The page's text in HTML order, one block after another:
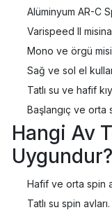
Alüminyum AR-C
Varispeed II misina
Mono ve örgü
Sağ ve sol el
Tatlı su ve hafif
Başlangıç ve orta
Hangi Av
Uygundur?
Hafif ve orta spin
Tatlı su spin avları.